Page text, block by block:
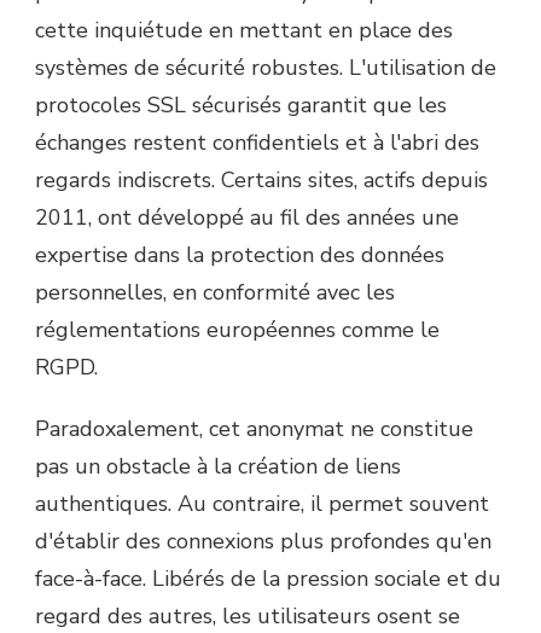
cette inquiétude en mettant en place des
systèmes de sécurité robustes. L'utilisation de
protocoles SSL sécurisés garantit que les
échanges restent confidentiels et à l'abri des
regards indiscrets. Certains sites, actifs depuis
2011, ont développé au fil des années une
expertise dans la protection des données
personnelles, en conformité avec les
réglementations européennes comme le
RGPD.
Paradoxalement, cet anonymat ne constitue
pas un obstacle à la création de liens
authentiques. Au contraire, il permet souvent
d'établir des connexions plus profondes qu'en
face-à-face. Libérés de la pression sociale et du
regard des autres, les utilisateurs osent se